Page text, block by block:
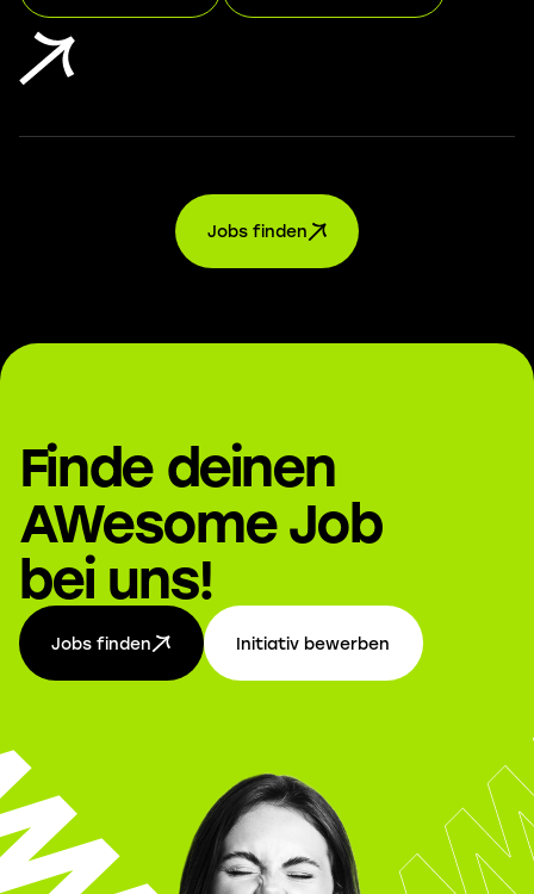
Jobs finden
Finde deinen
AWesome Job
bei uns!
Jobs finden Initiativ bewerben